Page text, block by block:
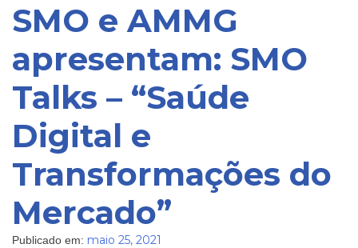
SMO e AMMG
apresentam: SMO
Talks – “Saúde
Digital e
Transformações do
Mercado”
Publicado em: maio 25, 2021